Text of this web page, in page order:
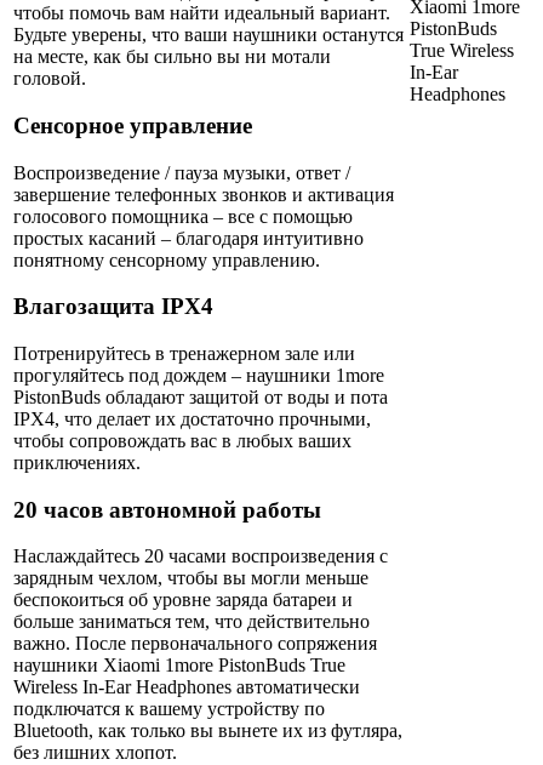
чтобы помочь вам найти идеальный вариант.
Будьте уверены, что ваши наушники останутся
на месте, как бы сильно вы ни мотали
головой.
Сенсорное управление
Воспроизведение / пауза музыки, ответ /
завершение телефонных звонков и активация
голосового помощника – все с помощью
простых касаний – благодаря интуитивно
понятному сенсорному управлению.
Влагозащита IPX4
Потренируйтесь в тренажерном зале или
прогуляйтесь под дождем – наушники 1more
PistonBuds обладают защитой от воды и пота
IPX4, что делает их достаточно прочными,
чтобы сопровождать вас в любых ваших
приключениях.
20 часов автономной работы
Наслаждайтесь 20 часами воспроизведения с
зарядным чехлом, чтобы вы могли меньше
беспокоиться об уровне заряда батареи и
больше заниматься тем, что действительно
важно. После первоначального сопряжения
наушники Xiaomi 1more PistonBuds True
Wireless In-Ear Headphones автоматически
подключатся к вашему устройству по
Bluetooth, как только вы вынете их из футляра,
без лишних хлопот.